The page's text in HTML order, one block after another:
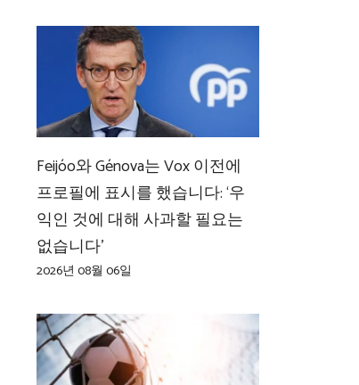
Feijóo와 Génova는 Vox 이전에
프로필에 표시를 했습니다: ‘우
익인 것에 대해 사과할 필요는
없습니다’
2026년 08월 06일